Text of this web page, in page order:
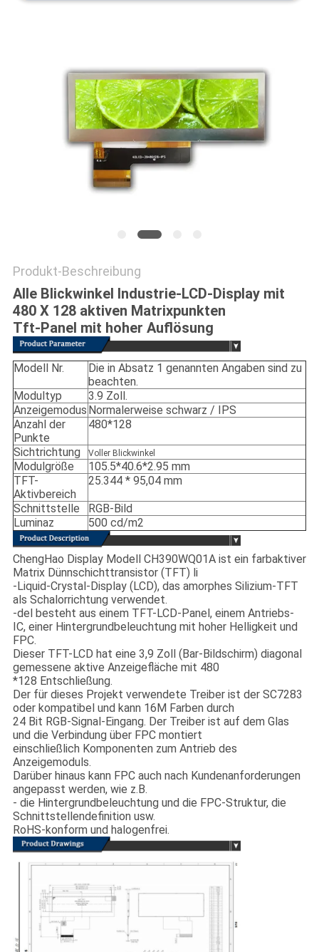
Produkt-Beschreibung
Alle Blickwinkel Industrie-LCD-Display mit
480 X 128 aktiven Matrixpunkten
Tft-Panel mit hoher Auflösung
Modell Nr.
Die in Absatz 1 genannten Angaben sind zu
beachten.
Modultyp
3.9 Zoll.
Anzeigemodus Normalerweise schwarz / IPS
Anzahl der
Punkte
480*128
Sichtrichtung Voller Blickwinkel
Modulgröße
105.5*40.6*2.95 mm
TFT-
Aktivbereich
25.344 * 95,04 mm
Schnittstelle
RGB-Bild
Luminaz
500 cd/m2
ChengHao Display Modell CH390WQ01A ist ein farbaktiver
Matrix Dünnschichttransistor (TFT) li
-Liquid-Crystal-Display (LCD), das amorphes Silizium-TFT
als Schalorrichtung verwendet.
-del besteht aus einem TFT-LCD-Panel, einem Antriebs-
IC, einer Hintergrundbeleuchtung mit hoher Helligkeit und
FPC.
Dieser TFT-LCD hat eine 3,9 Zoll (Bar-Bildschirm) diagonal
gemessene aktive Anzeigefläche mit 480
*128 Entschließung.
Der für dieses Projekt verwendete Treiber ist der SC7283
oder kompatibel und kann 16M Farben durch
24 Bit RGB-Signal-Eingang. Der Treiber ist auf dem Glas
und die Verbindung über FPC montiert
einschließlich Komponenten zum Antrieb des
Anzeigemoduls.
Darüber hinaus kann FPC auch nach Kundenanforderungen
angepasst werden, wie z.B.
- die Hintergrundbeleuchtung und die FPC-Struktur, die
Schnittstellendefinition usw.
RoHS-konform und halogenfrei.